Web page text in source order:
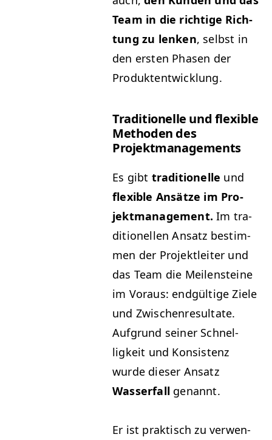
Team in die richtige Rich­
tung zu lenken, selb­st in
den ersten Phasen der
Produktentwicklung.
Tra­di­tionelle und flex­i­ble
Meth­o­d­en des
Projektmanagements
Es gibt tra­di­tionelle und
flex­i­ble Ansätze im Pro­
jek­t­man­age­ment. Im tra­
di­tionellen Ansatz bes­tim­
men der Pro­jek­tleit­er und
das Team die Meilen­steine
im Voraus: endgültige Ziele
und Zwis­chen­re­sul­tate.
Auf­grund sein­er Schnel­
ligkeit und Kon­sis­tenz
wurde dieser Ansatz
Wasser­fall genannt.
Er ist prak­tisch zu ver­wen­